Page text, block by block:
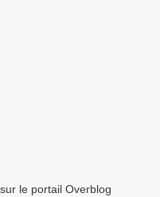
le portail Overblog